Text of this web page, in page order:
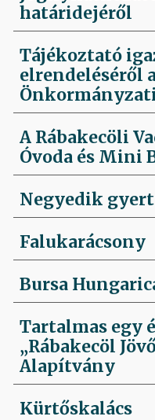
határidejéről
Tájékoztató
elrendeléséről
A Rábakecöli
Óvoda és Mini
Negyedik
Falukarácsony
Bursa
Tartalmas egy
„Rábakecöl
Alapítvány
Kürtőskalács